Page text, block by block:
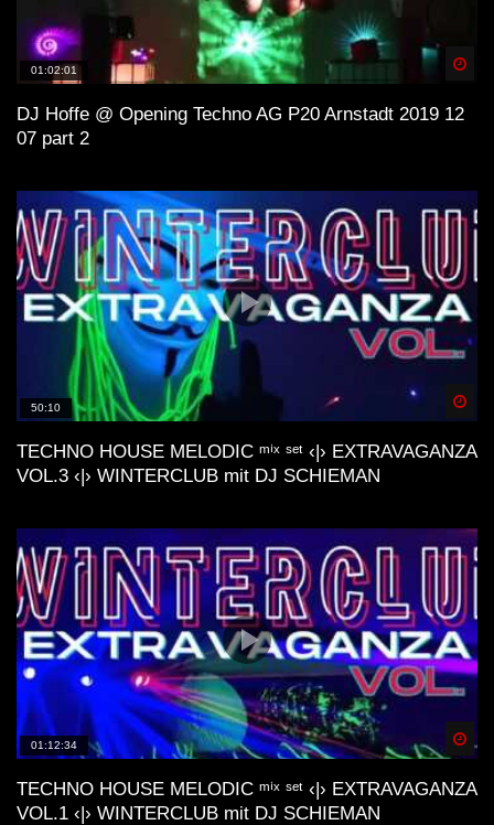
01:02:01
DJ Hoffe @ Opening Techno AG P20 Arnstadt 2019 12
07 part 2
50:10
TECHNO HOUSE MELODIC ᵐⁱˣ ˢᵉᵗ ‹|› EXTRAVAGANZA
VOL.3 ‹|› WINTERCLUB mit DJ SCHIEMAN
01:12:34
TECHNO HOUSE MELODIC ᵐⁱˣ ˢᵉᵗ ‹|› EXTRAVAGANZA
VOL.1 ‹|› WINTERCLUB mit DJ SCHIEMAN